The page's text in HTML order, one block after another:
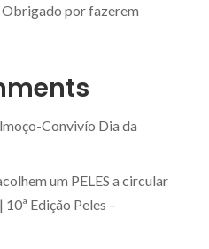
Obrigado por fazerem
Convivío Dia da
um PELES a circular
Edição Peles –